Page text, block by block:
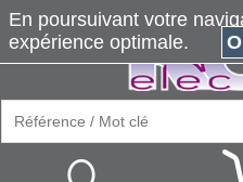
En poursuivant votre
expérience optimale.